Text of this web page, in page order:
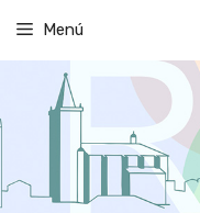
contenido
Menú